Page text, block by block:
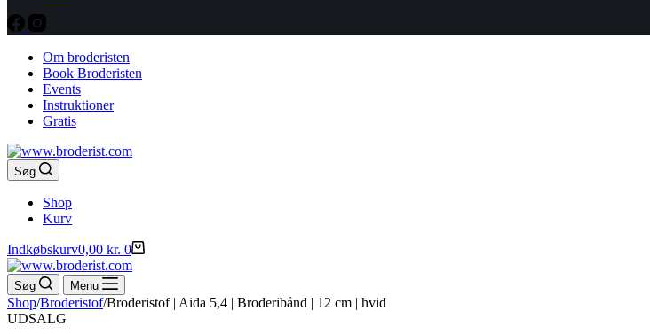
Om broderisten
Book Broderisten
Events
Instruktioner
Gratis
Søg
Shop
Kurv
Indkøbskurv0,00 kr. 0
Søg Menu
Shop/Broderistof/Broderistof | Aida 5,4 | Broderibånd | 12 cm | hvid
UDSALG